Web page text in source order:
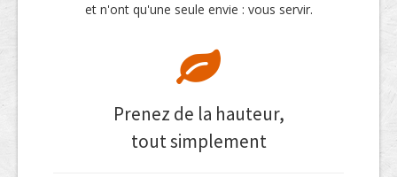
et n'ont qu'une seule envie : vous servir.
Prenez de la hauteur,
tout simplement